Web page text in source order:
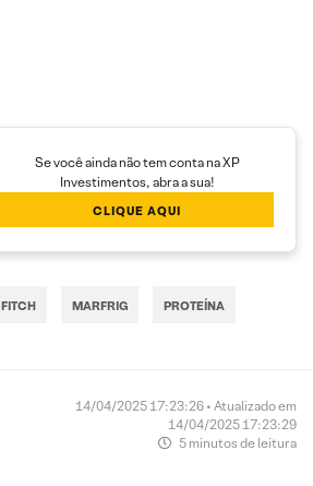
Se você ainda não tem conta na XP
Investimentos, abra a sua!
CLIQUE AQUI
FITCH MARFRIG PROTEÍNA
14/04/2025 17:23:26 • Atualizado em
14/04/2025 17:23:29
5 minutos de leitura